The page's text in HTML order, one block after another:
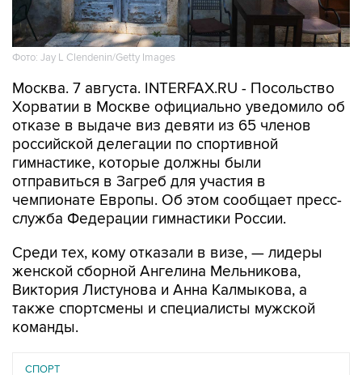
Фото: Jay L Clendenin/Getty Images
Москва. 7 августа. INTERFAX.RU - Посольство
Хорватии в Москве официально уведомило об
отказе в выдаче виз девяти из 65 членов
российской делегации по спортивной
гимнастике, которые должны были
отправиться в Загреб для участия в
чемпионате Европы. Об этом сообщает пресс-
служба Федерации гимнастики России.
Среди тех, кому отказали в визе, — лидеры
женской сборной Ангелина Мельникова,
Виктория Листунова и Анна Калмыкова, а
также спортсмены и специалисты мужской
команды.
СПОРТ